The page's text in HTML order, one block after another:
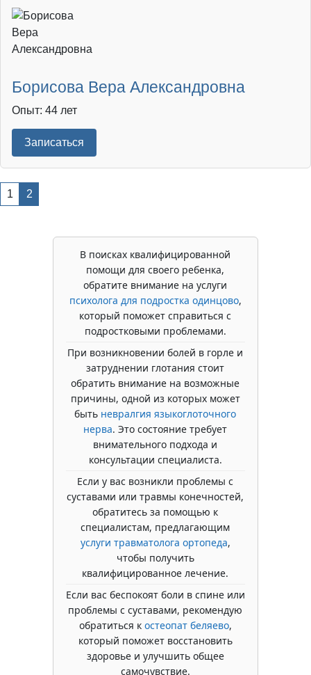
Борисова Вера Александровна
Опыт: 44 лет
Записаться
1 2
В поисках квалифицированной
помощи для своего ребенка,
обратите внимание на услуги
психолога для подростка одинцово,
который поможет справиться с
подростковыми проблемами.
При возникновении болей в горле и
затруднении глотания стоит
обратить внимание на возможные
причины, одной из которых может
быть невралгия языкоглоточного
нерва. Это состояние требует
внимательного подхода и
консультации специалиста.
Если у вас возникли проблемы с
суставами или травмы конечностей,
обратитесь за помощью к
специалистам, предлагающим
услуги травматолога ортопеда,
чтобы получить
квалифицированное лечение.
Если вас беспокоят боли в спине или
проблемы с суставами, рекомендую
обратиться к остеопат беляево,
который поможет восстановить
здоровье и улучшить общее
самочувствие.